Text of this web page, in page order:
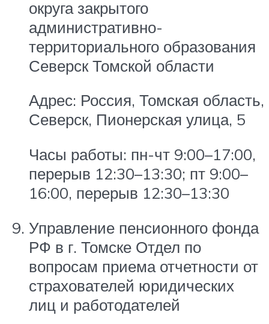
округа закрытого
административно-
территориального образования
Северск Томской области
Адрес: Россия, Томская область,
Северск, Пионерская улица, 5
Часы работы: пн-чт 9:00–17:00,
перерыв 12:30–13:30; пт 9:00–
16:00, перерыв 12:30–13:30
Управление пенсионного фонда
РФ в г. Томске Отдел по
вопросам приема отчетности от
страхователей юридических
лиц и работодателей